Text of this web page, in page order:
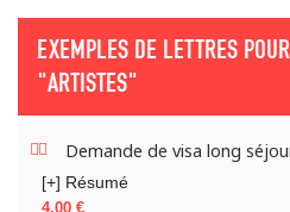
EXEMPLES DE LETTRES
"ARTISTES"
Demande de visa long
[+] Résumé
Prix
4,00 €